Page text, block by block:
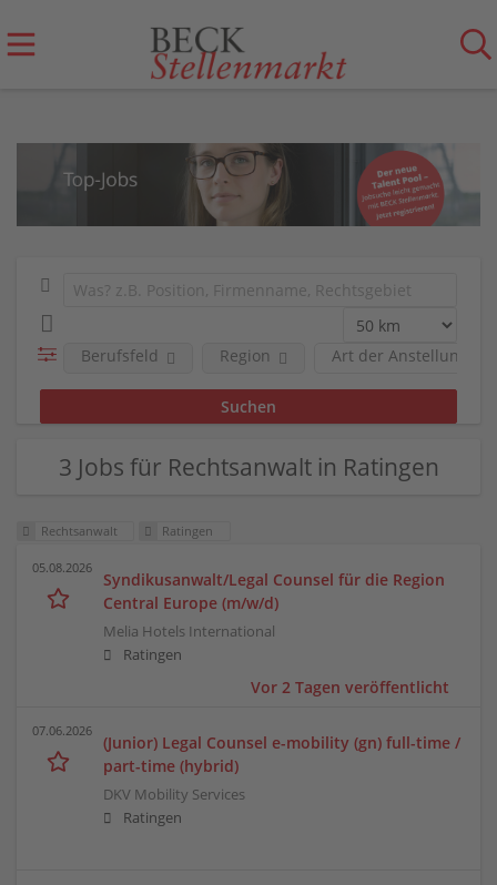
Berufsfeld Region Art der Anstellung
3 Jobs für Rechtsanwalt in Ratingen
Rechtsanwalt Ratingen
05.08.2026
Syndikusanwalt/Legal Counsel für die Region
Central Europe (m/w/d)
Melia Hotels International
Ratingen
Vor 2 Tagen veröffentlicht
07.06.2026
(Junior) Legal Counsel e-mobility (gn) full-time /
part-time (hybrid)
DKV Mobility Services
Ratingen